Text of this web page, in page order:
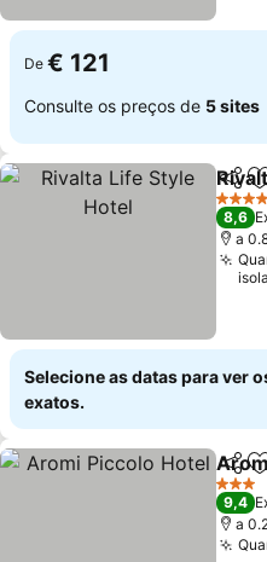
De € 121
Consulte os preços de 5 sites
4
8,6
a
Selecione as datas para ver
exatos.
3
9,4
a